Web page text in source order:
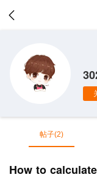
帖子(2)
How to